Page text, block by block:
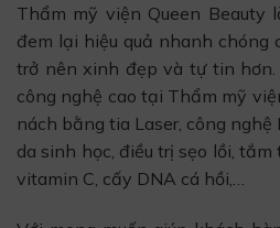
Thẩm mỹ viện Queen Beauty
đem lại hiệu quả nhanh chóng
trở nên xinh đẹp và tự tin
công nghệ cao tại Thẩm mỹ
nách bằng tia Laser, công
da sinh học, điều trị sẹo lồi,
vitamin C, cấy DNA cá hồi,…